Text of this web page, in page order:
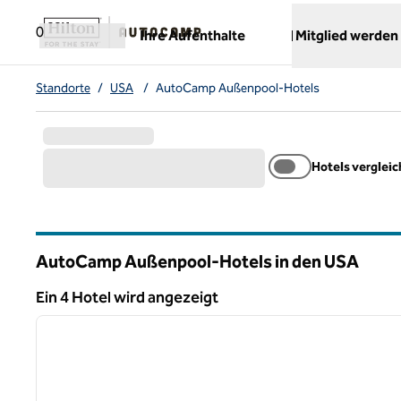
0
Ihre Aufenthalte Mitglied werden
Standorte / USA / AutoCamp Außenpool-Hotels
Hotels
AutoCamp Außenpool-Hotels in den USA
Ein 4 Hotel wird angezeigt
Ein 4 Hotel wird angezeigt
1 von 12